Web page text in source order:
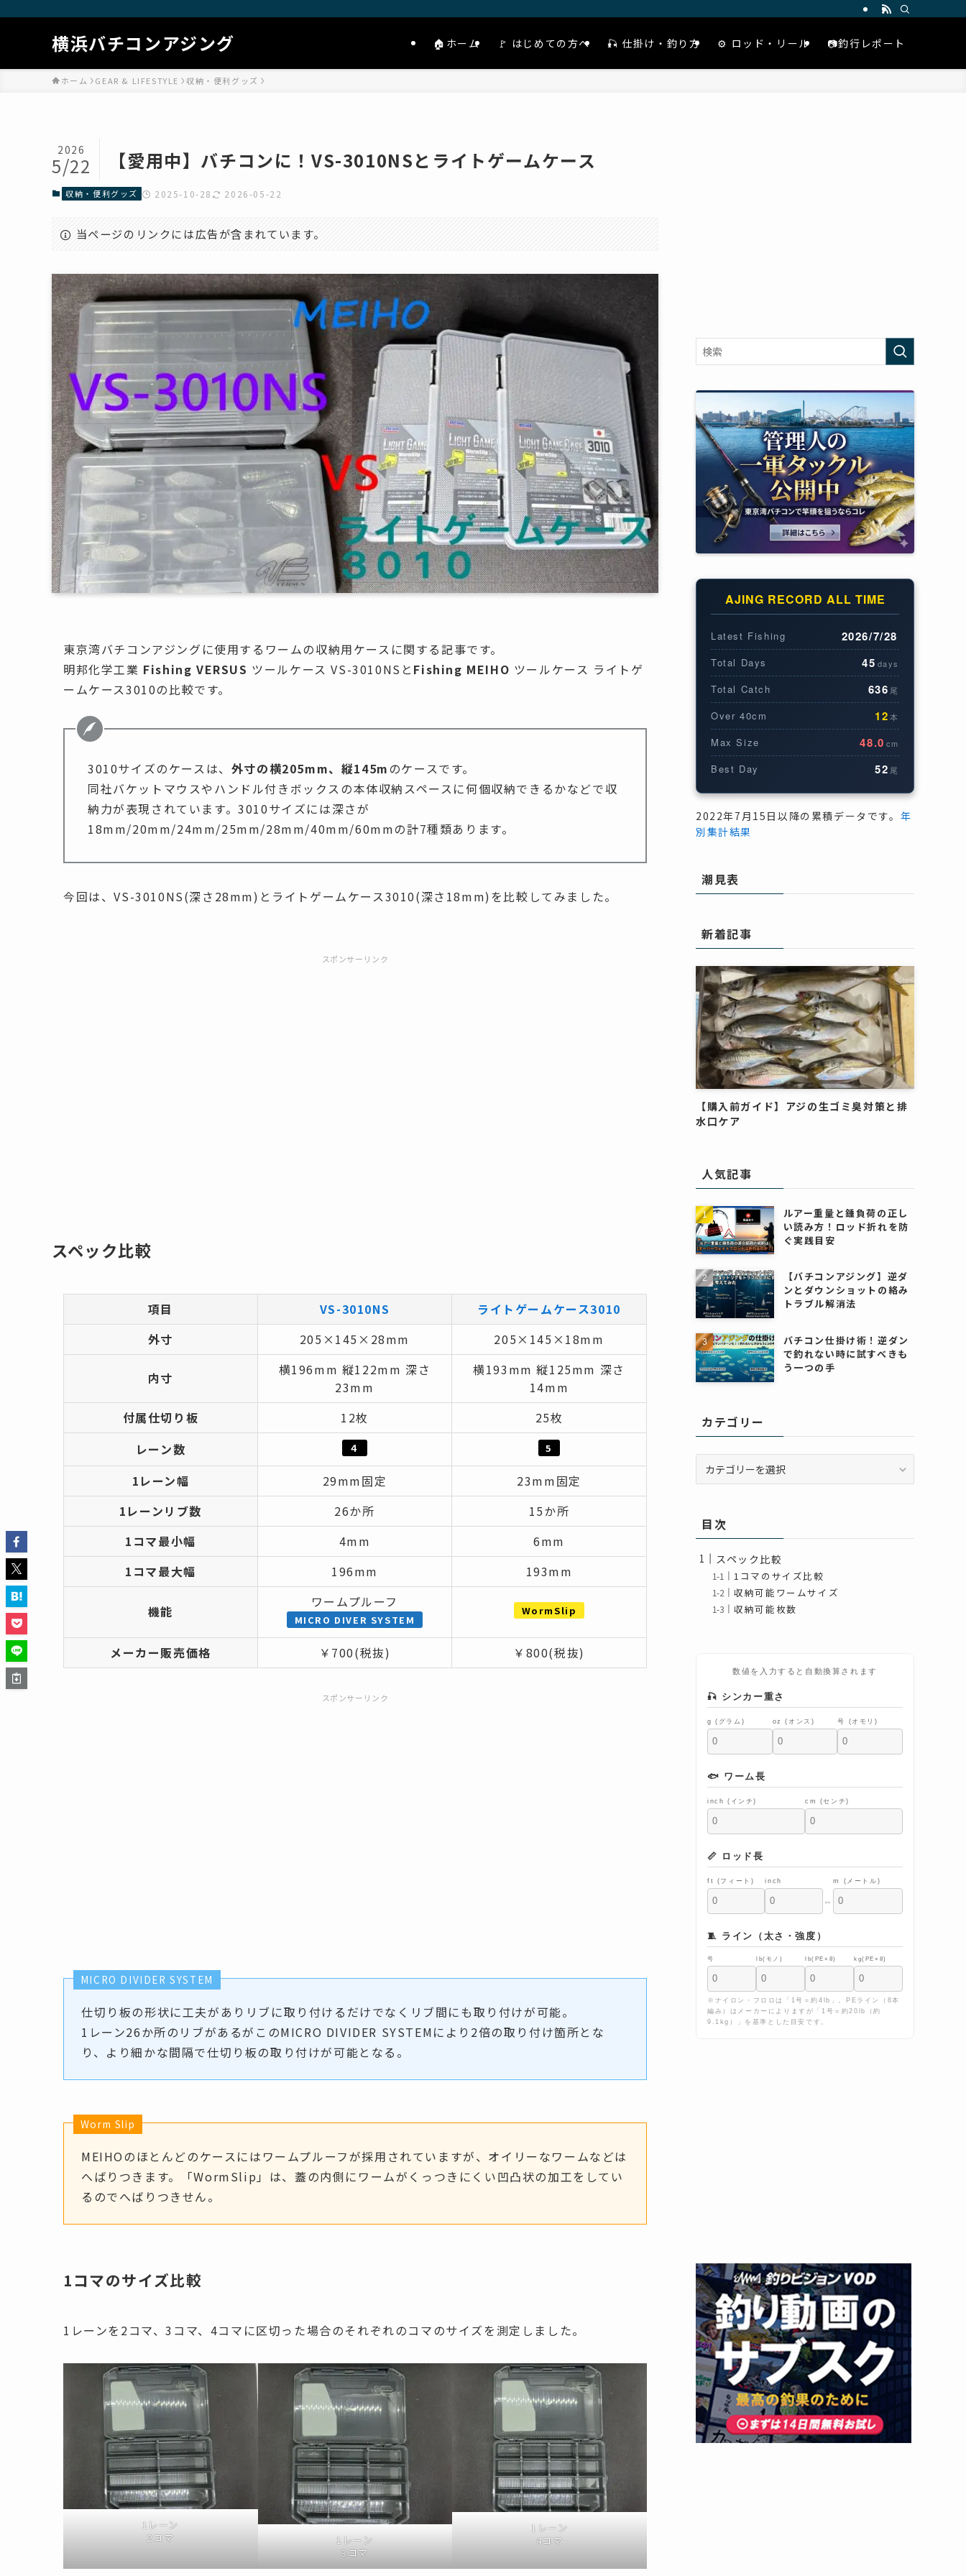
横浜バチコンアジング 🏠ホーム 🚩 はじめての方へ 🎣 仕掛け・釣り方 ⚙️ ロッド・リール 📷釣行レポート
ホーム GEAR & LIFESTYLE 収納・便利グッズ
【愛用中】バチコンに！VS-3010NSとライトゲームケース
2026
5/22
収納・便利グッズ 2025-10-28 2026-05-22
当ページのリンクには広告が含まれています。
東京湾バチコンアジングに使用するワームの収納用ケースに関する記事です。
明邦化学工業 Fishing VERSUS ツールケース VS-3010NSと Fishing MEIHO ツールケース ライトゲ
ームケース3010の比較です。
3010サイズのケースは、 外寸の横205mm、縦145mのケースです。
同社バケットマウスやハンドル付きボックスの本体収納スペースに何個収納できるかなどで収
納力が表現されています。3010サイズには深さが
18mm/20mm/24mm/25mm/28mm/40mm/60mmの計7種類あります。
今回は、VS-3010NS(深さ28mm)とライトゲームケース3010(深さ18mm)を比較してみました。
スポンサーリンク
スペック比較
項目 VS-3010NS
ライトゲームケース3010
外寸
205×145×28mm 205×145×18mm
内寸
横196mm 縦122mm 深さ
23mm
横193mm 縦125mm 深さ
14mm
付属仕切り板
12枚
25枚
レーン数
４ 5
1レーン幅 29mm固定
23mm固定
1レーンリブ数
26か所
15か所
1コマ最小幅
4mm
6mm
1コマ最大幅
196mm 193mm
機能
ワームプルーフ
MICRO DIVER SYSTEM
WormSlip
メーカー販売価格 ￥700(税抜) ￥800(税抜)
スポンサーリンク
MICRO DIVIDER SYSTEM
仕切り板の形状に工夫がありリブに取り付けるだけでなくリブ間にも取り付けが可能。
1レーン26か所のリブがあるがこのMICRO DIVIDER SYSTEMにより2倍の取り付け箇所とな
り、より細かな間隔で仕切り板の取り付けが可能となる。
Worm Slip
MEIHOのほとんどのケースにはワームプルーフが採用されていますが、オイリーなワームなどは
へばりつきます。「WormSlip」は、蓋の内側にワームがくっつきにくい凹凸状の加工をしてい
るのでへばりつきせん。
1コマのサイズ比較
1レーンを2コマ、3コマ、4コマに区切った場合のそれぞれのコマのサイズを測定しました。
1レーン
2コマ
1レーン
3コマ
1レーン
4コマ
AJING RECORD ALL TIME
Latest Fishing 2026/7/28
Total Days 45 days
Total Catch 636 尾
Over 40cm 12 本
Max Size 48.0 cm
Best Day 52 尾
2022年7月15日以降の累積データです。 年
別集計結果
潮見表
新着記事
【購入前ガイド】アジの生ゴミ臭対策と排
水口ケア
人気記事
ルアー重量と錘負荷の正し
い読み方！ロッド折れを防
ぐ実践目安
【バチコンアジング】逆ダ
ンとダウンショットの絡み
トラブル解消法
バチコン仕掛け術！逆ダン
で釣れない時に試すべきも
う一つの手
カテゴリー
テ
ー目次
スペック比較
1コマのサイズ比較
収納可能ワームサイズ
収納可能枚数
数値を入力すると自動換算されます
🎣 シンカー重さ
g (グラム) oz (オンス) 号 (オモリ)
🐟 ワーム長
inch (インチ) cm (センチ)
📏 ロッド長
ft (フィート) inch
⇔
m (メートル)
🧵 ライン（太さ・強度）
号 lb(モノ) lb(PE×8) kg(PE×8)
※ナイロン・フロロは「1号＝約4lb」。PEライン（8本
編み）はメーカーによりますが「1号＝約20lb（約
9.1kg）」を基準とした目安です。